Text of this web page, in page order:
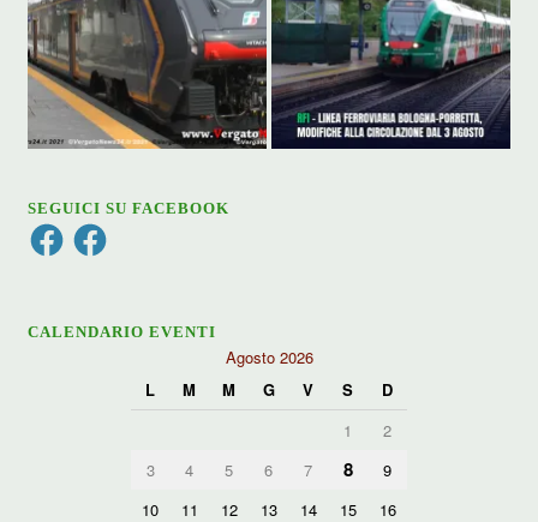
SEGUICI SU FACEBOOK
FacebookFacebook
CALENDARIO EVENTI
Agosto 2026
L
M M G V S
D
1
2
3
4 5 6 7 8
9
10
11 12 13 14 15
16